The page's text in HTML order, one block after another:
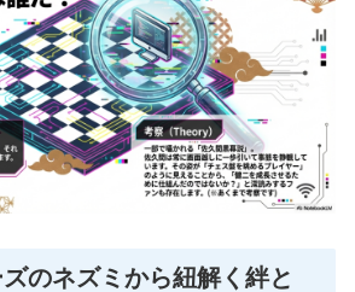
のネズミから紐解く絆と